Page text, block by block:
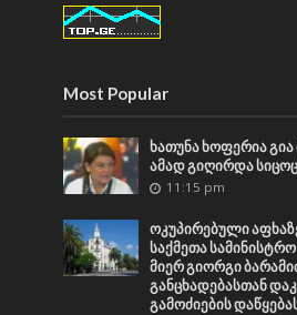
Most Popular
ხათუნა ხოფერია გია
ამად გიღირდა
11:15 pm
ოკუპირებული
საქმეთა
მიერ გიორგი
განცხადებასთან
გამოძიების